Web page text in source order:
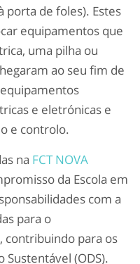
porta de foles). Estes
equipamentos que
uma pilha ou
ao seu fim de
e eletrónicas e
e controlo.
na FCT NOVA
da Escola em
com a
para o
contribuindo para os
(ODS).